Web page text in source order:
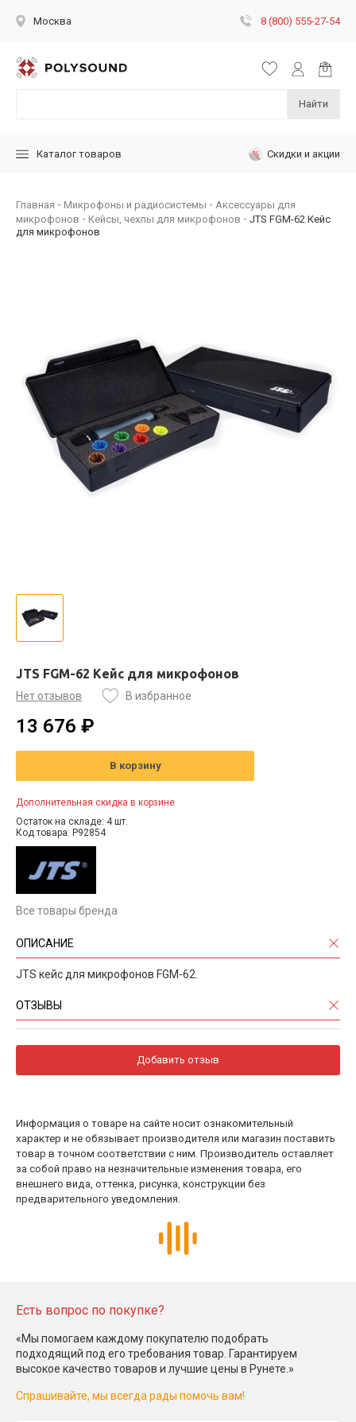
Москва 8 (800) 555-27-54
Найти
Каталог товаров Скидки и акции
Главная Микрофоны и радиосистемы
Аксессуары для
микрофонов
Кейсы, чехлы для микрофонов
JTS FGM-62 Кейс
для микрофонов
JTS FGM-62 Кейс для микрофонов
Нет отзывов В избранное
13 676 ₽
В корзину
Дополнительная скидка в корзине
Остаток на складе: 4 шт.
Код товара: P92854
Все товары бренда
ОПИСАНИЕ
JTS кейс для микрофонов FGM-62.
ОТЗЫВЫ
Добавить отзыв
Информация о товаре на сайте носит ознакомительный
характер и не обязывает производителя или магазин поставить
товар в точном соответствии с ним. Производитель оставляет
за собой право на незначительные изменения товара, его
внешнего вида, оттенка, рисунка, конструкции без
предварительного уведомления.
Есть вопрос по покупке?
«Мы помогаем каждому покупателю подобрать
подходящий под его требования товар. Гарантируем
высокое качество товаров и лучшие цены в Рунете.»
Спрашивайте, мы всегда рады помочь вам!